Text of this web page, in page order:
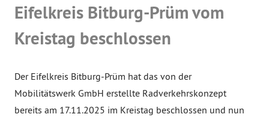
Eifelkreis Bitburg-Prüm vom
Kreistag beschlossen
Der Eifelkreis Bitburg-Prüm hat das von der
Mobilitätswerk GmbH erstellte Radverkehrskonzept
bereits am 17.11.2025 im Kreistag beschlossen und nun